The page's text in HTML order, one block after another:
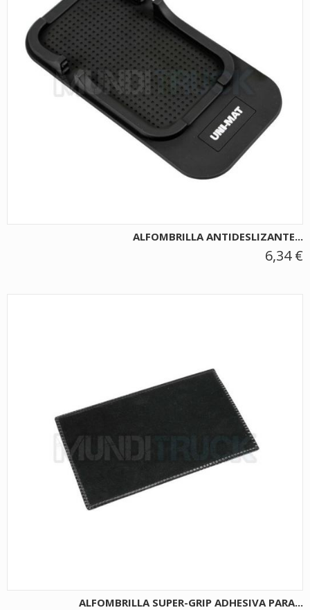
ALFOMBRILLA ANTIDESLIZANTE...
6,34 €
ALFOMBRILLA SUPER-GRIP ADHESIVA PARA...